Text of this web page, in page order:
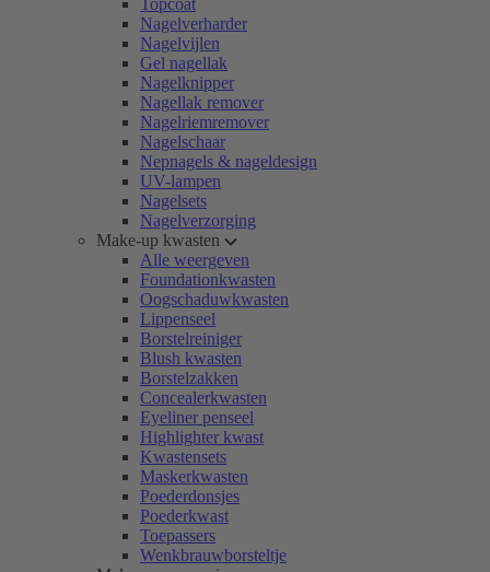
Topcoat
Nagelverharder
Nagelvijlen
Gel nagellak
Nagelknipper
Nagellak remover
Nagelriemremover
Nagelschaar
Nepnagels & nageldesign
UV-lampen
Nagelsets
Nagelverzorging
Make-up kwasten
Alle weergeven
Foundationkwasten
Oogschaduwkwasten
Lippenseel
Borstelreiniger
Blush kwasten
Borstelzakken
Concealerkwasten
Eyeliner penseel
Highlighter kwast
Kwastensets
Maskerkwasten
Poederdonsjes
Poederkwast
Toepassers
Wenkbrauwborsteltje